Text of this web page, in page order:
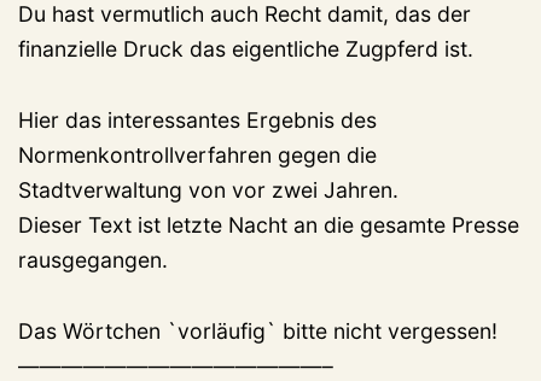
Du hast vermutlich auch Recht damit, das der
finanzielle Druck das eigentliche Zugpferd ist.
Hier das interessantes Ergebnis des
Normenkontrollverfahren gegen die
Stadtverwaltung von vor zwei Jahren.
Dieser Text ist letzte Nacht an die gesamte Presse
rausgegangen.
Das Wörtchen `vorläufig` bitte nicht vergessen!
——————————————–